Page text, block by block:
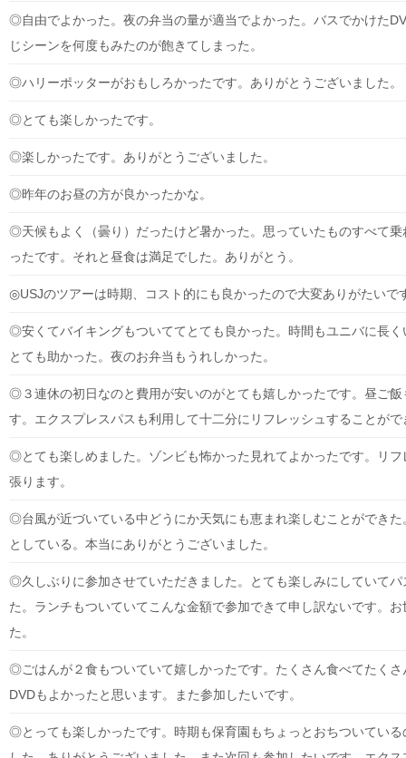
◎自由でよかった。夜の弁当の量が適当でよかった。バスでかけた
じシーンを何度もみたのが飽きてしまった。
◎ハリーポッターがおもしろかったです。ありがとうございました。
◎とても楽しかったです。
◎楽しかったです。ありがとうございました。
◎昨年のお昼の方が良かったかな。
◎天候もよく（曇り）だったけど暑かった。思っていたものすべて
ったです。それと昼食は満足でした。ありがとう。
◎USJのツアーは時期、コスト的にも良かったので大変ありがたいで
◎安くてバイキングもついててとても良かった。時間もユニバに長
とても助かった。夜のお弁当もうれしかった。
◎３連休の初日なのと費用が安いのがとても嬉しかったです。昼ご
す。エクスプレスパスも利用して十二分にリフレッシュすることがで
◎とても楽しめました。ゾンビも怖かった見れてよかったです。リ
張ります。
◎台風が近づいている中どうにか天気にも恵まれ楽しむことができ
としている。本当にありがとうございました。
◎久しぶりに参加させていただきました。とても楽しみにしていて
た。ランチもついていてこんな金額で参加できて申し訳ないです。
た。
◎ごはんが２食もついていて嬉しかったです。たくさん食べてたく
DVDもよかったと思います。また参加したいです。
◎とっても楽しかったです。時期も保育園もちょっとおちついてい